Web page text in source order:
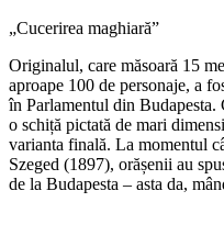
„Cucerirea maghiară”
Originalul, care măsoară 15
aproape 100 de personaje, a
în Parlamentul din Budapesta.
o schiță pictată de mari
varianta finală. La momentul
Szeged (1897), orășenii au
de la Budapesta – asta da,